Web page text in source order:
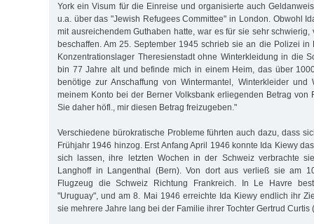
York ein Visum für die Einreise und organisierte auch
u.a. über das "Jewish Refugees Committee" in London. Obwohl
mit ausreichendem Guthaben hatte, war es für sie sehr schwierig,
beschaffen. Am 25. September 1945 schrieb sie an die Polizei in
Konzentrationslager Theresienstadt ohne Winterkleidung in die
bin 77 Jahre alt und befinde mich in einem Heim, das über
benötige zur Anschaffung von Wintermantel, Winterkleider und
meinem Konto bei der Berner Volksbank erliegenden Betrag von
Sie daher höfl., mir diesen Betrag freizugeben."
Verschiedene bürokratische Probleme führten auch dazu, dass
Frühjahr 1946 hinzog. Erst Anfang April 1946 konnte Ida Kiewy
sich lassen, ihre letzten Wochen in der Schweiz verbrachte
Langhoff in Langenthal (Bern). Von dort aus verließ sie am
Flugzeug die Schweiz Richtung Frankreich. In Le Havre
"Uruguay", und am 8. Mai 1946 erreichte Ida Kiewy endlich ihr
sie mehrere Jahre lang bei der Familie ihrer Tochter Gertrud Curtis